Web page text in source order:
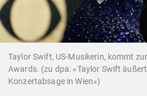
Taylor Swift, US-Musikerin, kommt
Awards. (zu dpa: «Taylor Swift
Konzertabsage in Wien»)